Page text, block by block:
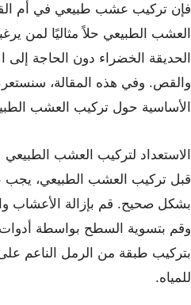
فإن تركيب عشب طبيعي في أم
العشب الطبيعي حلاً مثاليًا لمن
الحديقة الخضراء دون الحاجة إلى
والقص. وفي هذه المقالة،
الأساسية حول تركيب العشب
الاستعداد لتركيب العشب الطبيعي
قبل تركيب العشب الطبيعي، يجب
بشكل صحيح. قم بإزالة الأعشاب
وقم بتسوية السطح بواسطة أدوات
بتركيب طبقة من الرمل الناعم
للمياه.